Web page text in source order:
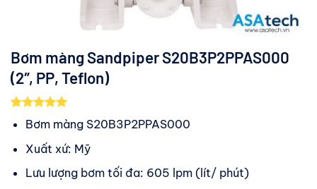
Bơm màng Sandpiper S20B3P2PPAS000
(2″, PP, Teflon)
5.00trên 5
dựa trên
đánh giá
Bơm màng S20B3P2PPAS000
Xuất xứ: Mỹ
Lưu lượng bơm tối đa: 605 lpm (lít/ phút)